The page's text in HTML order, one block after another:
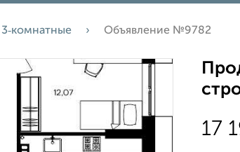
3‑комнатные Объявление №9782
17